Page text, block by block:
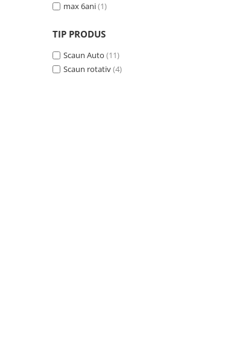
max 6ani(1)
TIP PRODUS
Scaun Auto (11)
Scaun rotativ(4)